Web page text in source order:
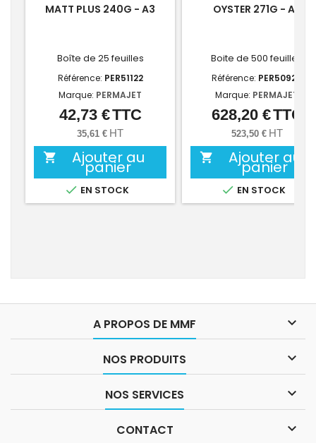
MATT PLUS 240G - A3
Boîte de 25 feuilles
Référence: PER51122
Marque: PERMAJET
Prix
42,73 €TTC
35,61 € HT
 Ajouter au
panier
 EN STOCK
OYSTER 271G - A3
Boite de 500 feuilles
Référence: PER50929
Marque: PERMAJET
Prix
628,20 €TTC
523,50 € HT
 Ajouter au
panier
 EN STOCK
A PROPOS DE MMF 
NOS PRODUITS 
NOS SERVICES 
CONTACT 